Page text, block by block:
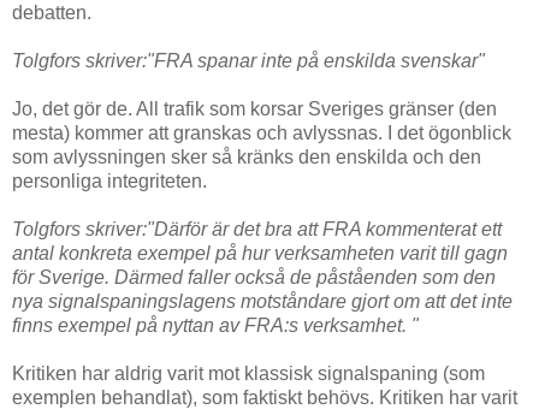
debatten.
Tolgfors skriver:"FRA spanar inte på enskilda svenskar"
Jo, det gör de. All trafik som korsar Sveriges gränser (den
mesta) kommer att granskas och avlyssnas. I det ögonblick
som avlyssningen sker så kränks den enskilda och den
personliga integriteten.
Tolgfors skriver:"Därför är det bra att FRA kommenterat ett
antal konkreta exempel på hur verksamheten varit till gagn
för Sverige. Därmed faller också de påståenden som den
nya signalspaningslagens motståndare gjort om att det inte
finns exempel på nyttan av FRA:s verksamhet. "
Kritiken har aldrig varit mot klassisk signalspaning (som
exemplen behandlat), som faktiskt behövs. Kritiken har varit